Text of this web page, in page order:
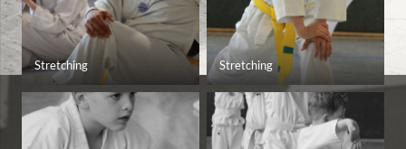
Stretching Stretching